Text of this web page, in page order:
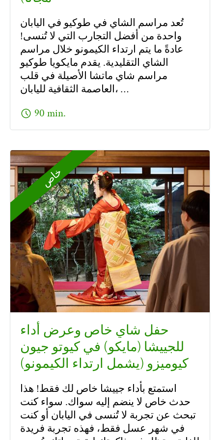
تُعد مراسم الشاي في طوكيو في اليابان
واحدة من أفضل التجارب التي لا تُنسى!
عادةً ما يتم ارتداء الكيمونو خلال مراسم
الشاي التقليدية. يقدم مايكويا طوكيو
مراسم شاي ماتشا الأصيلة في قلب
العاصمة الثقافية لليابان، …
schedule 90 min.
خاص
حفل شاي خاص وعرض أداء
للجييشا (مايكو) في كيوتو جيون
كيوميزو (يشمل ارتداء الكيمونو)
استمتع بأداء جييشا خاص لك فقط! هذا
حدث خاص لا ينضم إليه سواك. سواء كنت
تبحث عن تجربة لا تُنسى في اليابان أو كنت
في شهر عسل فقط، فهذه تجربة فريدة